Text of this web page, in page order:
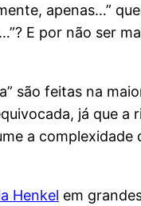
apenas…”
E por não ser
são feitas na
já que a
a
Henkel em